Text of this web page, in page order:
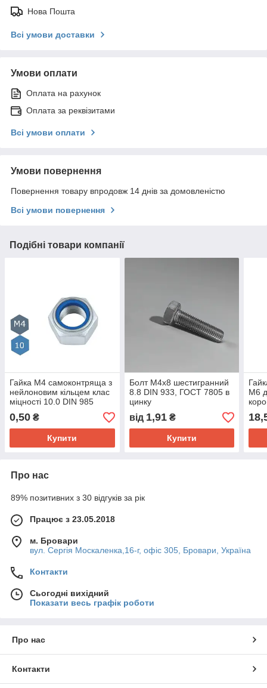
Нова Пошта
Всі умови доставки
Умови оплати
Оплата на рахунок
Оплата за реквізитами
Всі умови оплати
Умови повернення
Повернення товару впродовж 14 днів за домовленістю
Всі умови повернення
Подібні товари компанії
Гайка М4 самоконтряща з
нейлоновим кільцем клас
міцності 10.0 DIN 985
0,50 ₴
Купити
Болт M4х8 шестигранний
8.8 DIN 933, ГОСТ 7805 в
цинку
від 1,91₴
Купити
М6
Про нас
89% позитивних з 30 відгуків за рік
Працює з 23.05.2018
м. Бровари
вул. Сергія Москаленка,16-г, офіс 305, Бровари, Україна
Контакти
Сьогодні вихідний
Показати весь графік роботи
Про нас
Контакти